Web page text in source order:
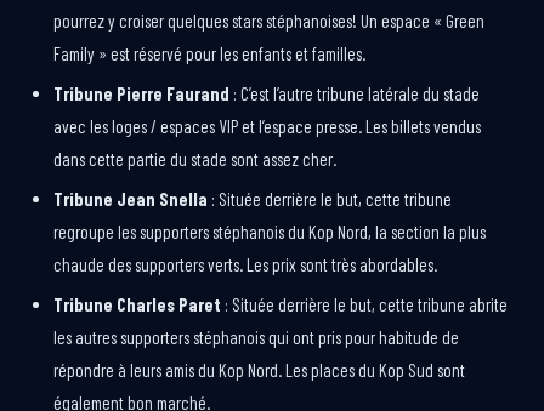
pourrez y croiser quelques stars stéphanoises! Un espace « Green
Family » est réservé pour les enfants et familles.
Tribune Pierre Faurand : C’est l’autre tribune latérale du stade
avec les loges / espaces VIP et l’espace presse. Les billets vendus
dans cette partie du stade sont assez cher.
Tribune Jean Snella : Située derrière le but, cette tribune
regroupe les supporters stéphanois du Kop Nord, la section la plus
chaude des supporters verts. Les prix sont très abordables.
Tribune Charles Paret : Située derrière le but, cette tribune abrite
les autres supporters stéphanois qui ont pris pour habitude de
répondre à leurs amis du Kop Nord. Les places du Kop Sud sont
également bon marché.